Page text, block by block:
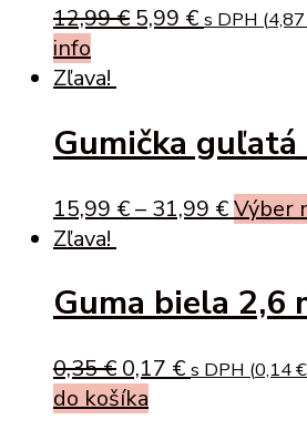
12,99€ Original
5,99 €Current
s DPH (4,87
info
Zľava!
Gumička guľatá
15,99 €– 31,99 €Výber
Zľava!
Guma biela 2,6
0,35€ Original
price
0,17 €Current
s DPH (0,14€
do košíka